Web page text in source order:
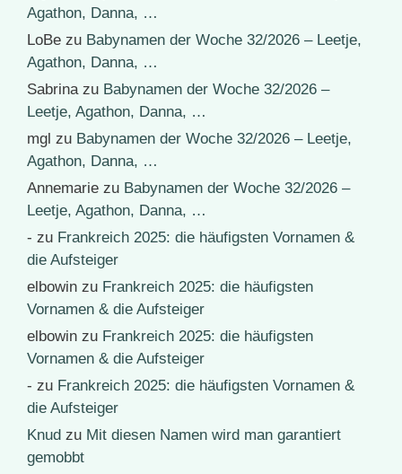
Agathon, Danna, …
LoBe zu Babynamen der Woche 32/2026 – Leetje,
Agathon, Danna, …
Sabrina zu Babynamen der Woche 32/2026 –
Leetje, Agathon, Danna, …
mgl zu Babynamen der Woche 32/2026 – Leetje,
Agathon, Danna, …
Annemarie zu Babynamen der Woche 32/2026 –
Leetje, Agathon, Danna, …
- zu Frankreich 2025: die häufigsten Vornamen &
die Aufsteiger
elbowin zu Frankreich 2025: die häufigsten
Vornamen & die Aufsteiger
elbowin zu Frankreich 2025: die häufigsten
Vornamen & die Aufsteiger
- zu Frankreich 2025: die häufigsten Vornamen &
die Aufsteiger
Knud zu Mit diesen Namen wird man garantiert
gemobbt